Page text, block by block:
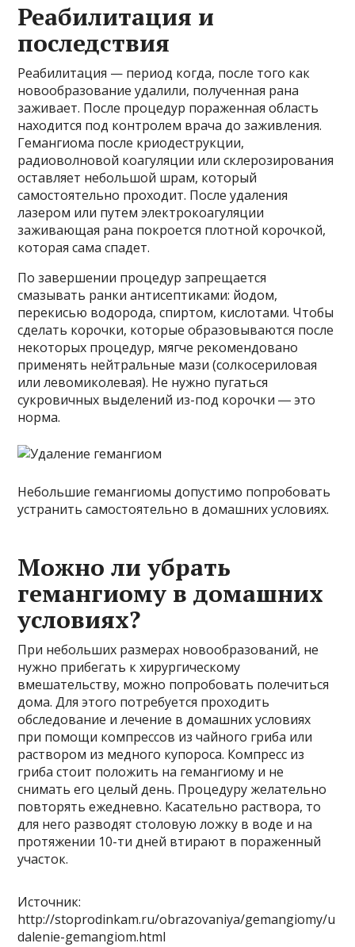
Реабилитация и
последствия
Реабилитация — период когда, после того как
новообразование удалили, полученная рана
заживает. После процедур пораженная область
находится под контролем врача до заживления.
Гемангиома после криодеструкции,
радиоволновой коагуляции или склерозирования
оставляет небольшой шрам, который
самостоятельно проходит. После удаления
лазером или путем электрокоагуляции
заживающая рана покроется плотной корочкой,
которая сама спадет.
По завершении процедур запрещается
смазывать ранки антисептиками: йодом,
перекисью водорода, спиртом, кислотами. Чтобы
сделать корочки, которые образовываются после
некоторых процедур, мягче рекомендовано
применять нейтральные мази (солкосериловая
или левомиколевая). Не нужно пугаться
сукровичных выделений из-под корочки ― это
норма.
Небольшие гемангиомы допустимо попробовать
устранить самостоятельно в домашних условиях.
Можно ли убрать
гемангиому в домашних
условиях?
При небольших размерах новообразований, не
нужно прибегать к хирургическому
вмешательству, можно попробовать полечиться
дома. Для этого потребуется проходить
обследование и лечение в домашних условиях
при помощи компрессов из чайного гриба или
раствором из медного купороса. Компресс из
гриба стоит положить на гемангиому и не
снимать его целый день. Процедуру желательно
повторять ежедневно. Касательно раствора, то
для него разводят столовую ложку в воде и на
протяжении 10-ти дней втирают в пораженный
участок.
Источник:
http://stoprodinkam.ru/obrazovaniya/gemangiomy/u
dalenie-gemangiom.html